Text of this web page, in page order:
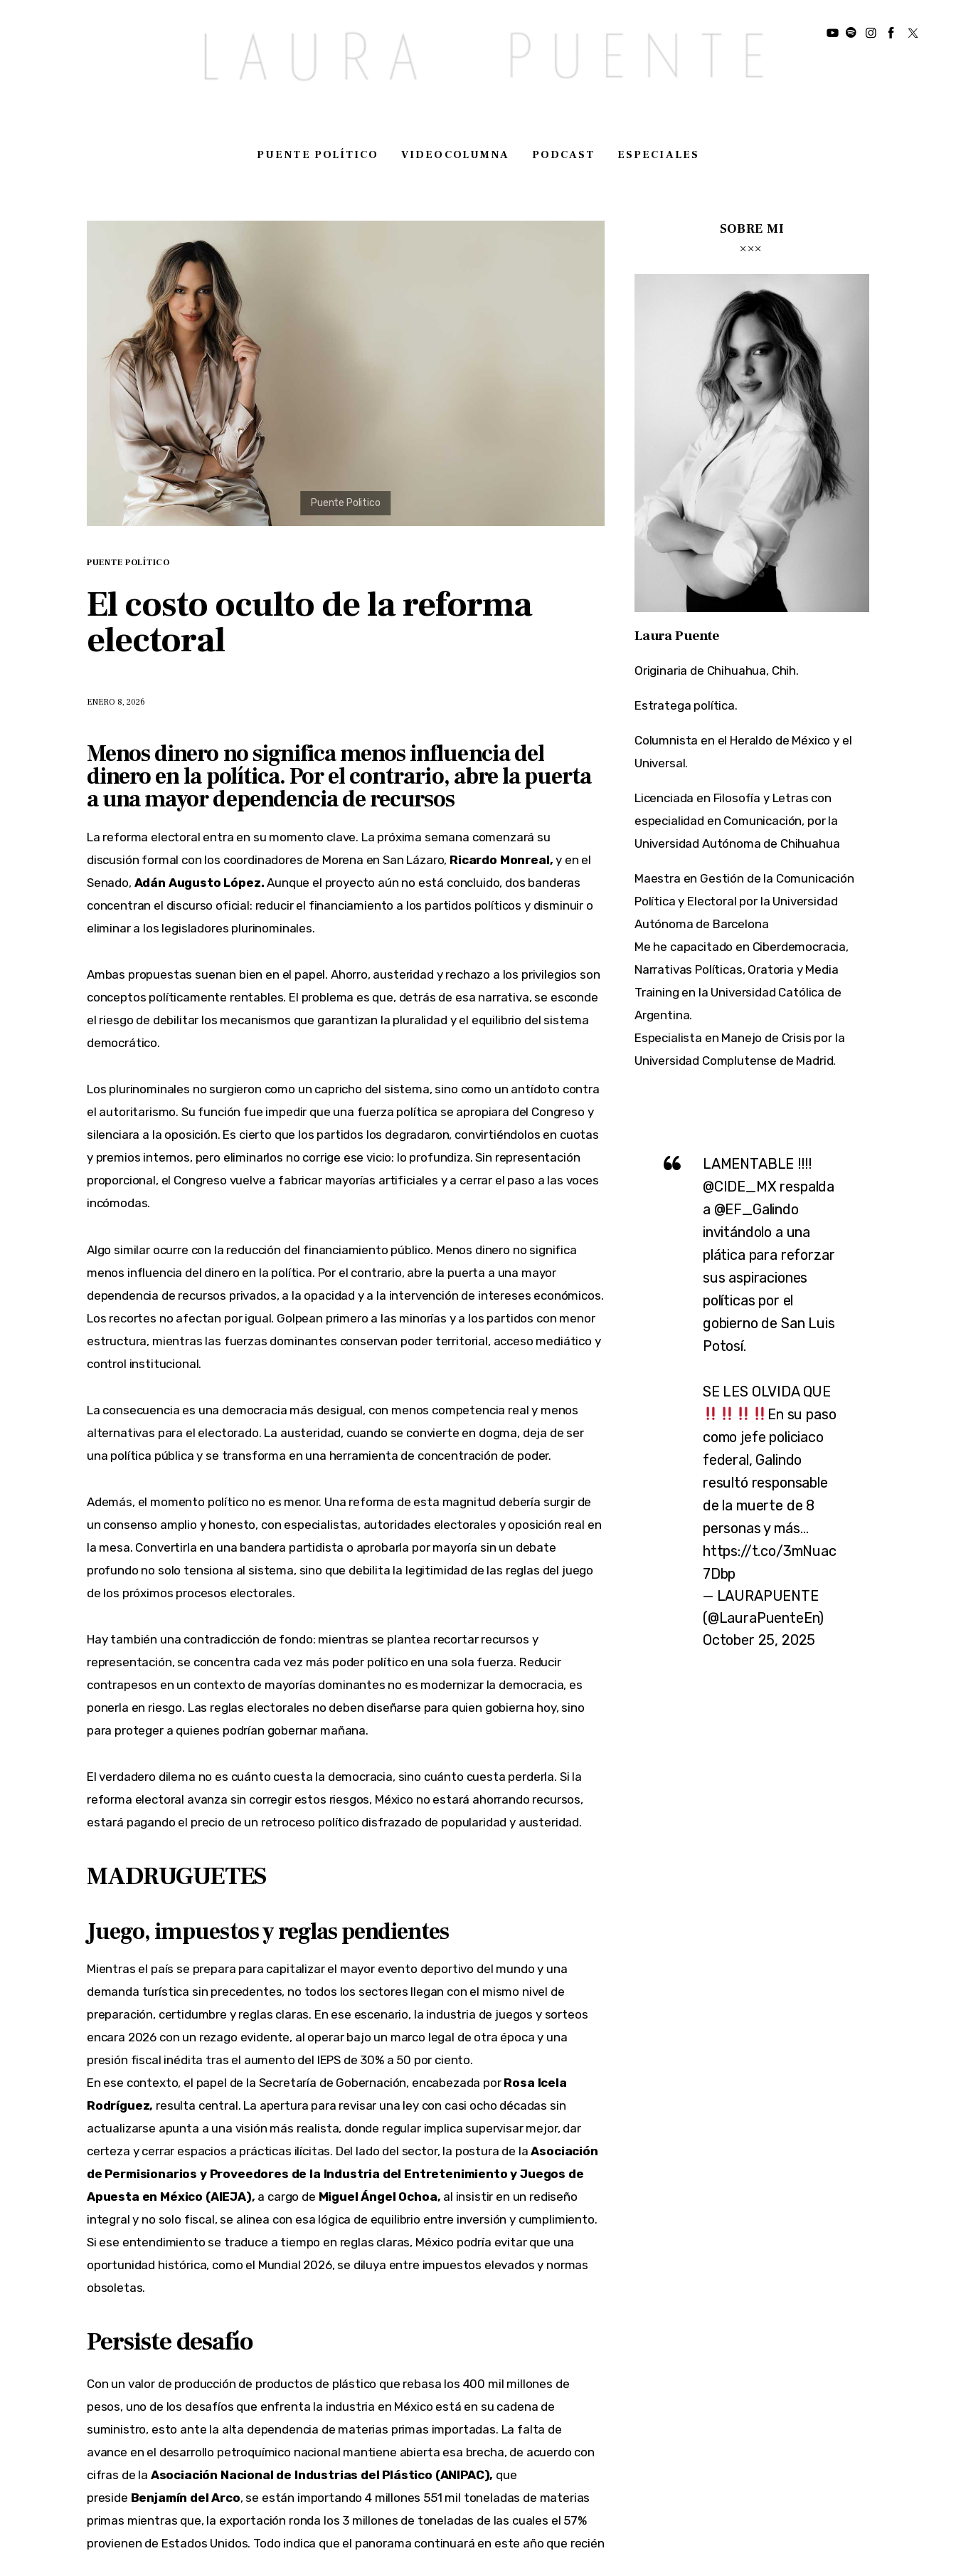
PUENTE POLÍTICO VIDEOCOLUMNA PODCAST ESPECIALES
PUENTE POLÍTICO
El costo oculto de la reforma
electoral
ENERO 8, 2026
Menos dinero no significa menos influencia del
dinero en la política. Por el contrario, abre la puerta
a una mayor dependencia de recursos
La reforma electoral entra en su momento clave. La próxima semana comenzará su
discusión formal con los coordinadores de Morena en San Lázaro, Ricardo Monreal,y en el
Senado, Adán Augusto López. Aunque el proyecto aún no está concluido, dos banderas
concentran el discurso oficial: reducir el financiamiento a los partidos políticos y disminuir o
eliminar a los legisladores plurinominales.
Ambas propuestas suenan bien en el papel. Ahorro, austeridad y rechazo a los privilegios son
conceptos políticamente rentables. El problema es que, detrás de esa narrativa, se esconde
el riesgo de debilitar los mecanismos que garantizan la pluralidad y el equilibrio del sistema
democrático.
Los plurinominales no surgieron como un capricho del sistema, sino como un antídoto contra
el autoritarismo. Su función fue impedir que una fuerza política se apropiara del Congreso y
silenciara a la oposición. Es cierto que los partidos los degradaron, convirtiéndolos en cuotas
y premios internos, pero eliminarlos no corrige ese vicio: lo profundiza. Sin representación
proporcional, el Congreso vuelve a fabricar mayorías artificiales y a cerrar el paso a las voces
incómodas.
Algo similar ocurre con la reducción del financiamiento público. Menos dinero no significa
menos influencia del dinero en la política. Por el contrario, abre la puerta a una mayor
dependencia de recursos privados, a la opacidad y a la intervención de intereses económicos.
Los recortes no afectan por igual. Golpean primero a las minorías y a los partidos con menor
estructura, mientras las fuerzas dominantes conservan poder territorial, acceso mediático y
control institucional.
La consecuencia es una democracia más desigual, con menos competencia real y menos
alternativas para el electorado. La austeridad, cuando se convierte en dogma, deja de ser
una política pública y se transforma en una herramienta de concentración de poder.
Además, el momento político no es menor. Una reforma de esta magnitud debería surgir de
un consenso amplio y honesto, con especialistas, autoridades electorales y oposición real en
la mesa. Convertirla en una bandera partidista o aprobarla por mayoría sin un debate
profundo no solo tensiona al sistema, sino que debilita la legitimidad de las reglas del juego
de los próximos procesos electorales.
Hay también una contradicción de fondo: mientras se plantea recortar recursos y
representación, se concentra cada vez más poder político en una sola fuerza. Reducir
contrapesos en un contexto de mayorías dominantes no es modernizar la democracia, es
ponerla en riesgo. Las reglas electorales no deben diseñarse para quien gobierna hoy, sino
para proteger a quienes podrían gobernar mañana.
El verdadero dilema no es cuánto cuesta la democracia, sino cuánto cuesta perderla. Si la
reforma electoral avanza sin corregir estos riesgos, México no estará ahorrando recursos,
estará pagando el precio de un retroceso político disfrazado de popularidad y austeridad.
MADRUGUETES
Juego, impuestos y reglas pendientes
Mientras el país se prepara para capitalizar el mayor evento deportivo del mundo y una
demanda turística sin precedentes, no todos los sectores llegan con el mismo nivel de
preparación, certidumbre y reglas claras. En ese escenario, la industria de juegos y sorteos
encara 2026 con un rezago evidente, al operar bajo un marco legal de otra época y una
presión fiscal inédita tras el aumento del IEPS de 30% a 50 por ciento.
En ese contexto, el papel de la Secretaría de Gobernación, encabezada por Rosa Icela
Rodríguez, resulta central. La apertura para revisar una ley con casi ocho décadas sin
actualizarse apunta a una visión más realista, donde regular implica supervisar mejor, dar
certeza y cerrar espacios a prácticas ilícitas. Del lado del sector, la postura de laAsociación
de Permisionarios y Proveedores de la Industria del Entretenimiento y Juegos de
Apuesta en México (AIEJA), a cargo de Miguel Ángel Ochoa, al insistir en un rediseño
integral y no solo fiscal, se alinea con esa lógica de equilibrio entre inversión y cumplimiento.
Si ese entendimiento se traduce a tiempo en reglas claras, México podría evitar que una
oportunidad histórica, como el Mundial 2026, se diluya entre impuestos elevados y normas
obsoletas.
Persiste desafío
Con un valor de producción de productos de plástico que rebasa los 400 mil millones de
pesos, uno de los desafíos que enfrenta la industria en México está en su cadena de
suministro, esto ante la alta dependencia de materias primas importadas. La falta de
avance en el desarrollo petroquímico nacional mantiene abierta esa brecha, de acuerdo con
cifras de la Asociación Nacional de Industrias del Plástico (ANIPAC), que
preside Benjamín del Arco, se están importando 4 millones 551 mil toneladas de materias
primas mientras que, la exportación ronda los 3 millones de toneladas de las cuales el 57%
provienen de Estados Unidos. Todo indica que el panorama continuará en este año que recién
SOBRE MI
Laura Puente
Originaria de Chihuahua, Chih.
Estratega política.
Columnista en el Heraldo de México y el
Universal.
Licenciada en Filosofía y Letras con
especialidad en Comunicación, por la
Universidad Autónoma de Chihuahua
Maestra en Gestión de la Comunicación
Política y Electoral por la Universidad
Autónoma de Barcelona
Me he capacitado en Ciberdemocracia,
Narrativas Políticas, Oratoria y Media
Training en la Universidad Católica de
Argentina.
Especialista en Manejo de Crisis por la
Universidad Complutense de Madrid.
LAMENTABLE !!!!
@CIDE_MXrespalda
a @EF_Galindo
invitándolo a una
plática para reforzar
sus aspiraciones
políticas por el
gobierno de San Luis
Potosí.
SE LES OLVIDA QUE
En su paso
como jefe policiaco
federal, Galindo
resultó responsable
de la muerte de 8
personas y más…
https://t.co/3mNuac
7Dbp
— LAURAPUENTE
(@LauraPuenteEn)
October 25, 2025